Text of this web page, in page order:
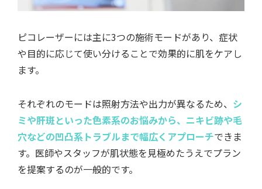
ピコレーザーには主に3つの施術モードがあり、症状
や目的に応じて使い分けることで効果的に肌をケアし
ます。
それぞれのモードは照射方法や出力が異なるため、 シ
ミや肝斑といった色素系のお悩みから、ニキビ跡や毛
穴などの凹凸系トラブルまで幅広くアプローチできま
す。医師やスタッフが肌状態を見極めたうえでプラン
を提案するのが一般的です。